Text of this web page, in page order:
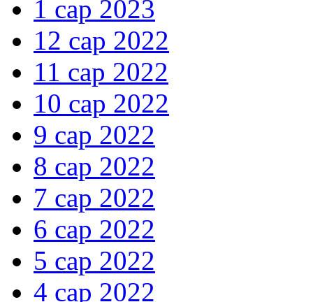
1 сар 2023
12 сар 2022
11 сар 2022
10 сар 2022
9 сар 2022
8 сар 2022
7 сар 2022
6 сар 2022
5 сар 2022
4 сар 2022